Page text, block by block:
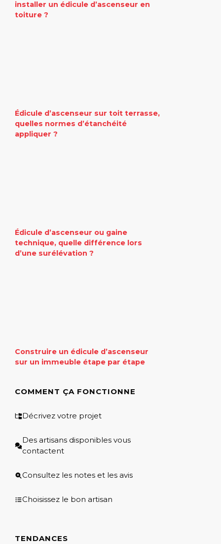
installer un édicule d’ascenseur en
toiture ?
Édicule d’ascenseur sur toit terrasse,
quelles normes d’étanchéité
appliquer ?
Édicule d’ascenseur ou gaine
technique, quelle différence lors
d’une surélévation ?
Construire un édicule d’ascenseur
sur un immeuble étape par étape
COMMENT ÇA FONCTIONNE
Décrivez votre projet
Des artisans disponibles vous
contactent
Consultez les notes et les avis
Choisissez le bon artisan
TENDANCES